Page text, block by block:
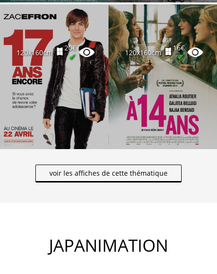
120x160cm
20€
✔ 120x160cm
16€
✔
voir les affiches de cette thématique
JAPANIMATION